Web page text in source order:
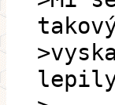
lepily